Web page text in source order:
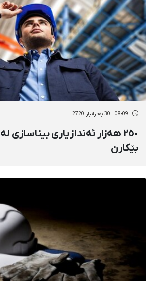
08:09 - 30 بەفرانبار 2720
٢٥٠ هەزار ئەندازیاری بیناسازی لە
بێکارن